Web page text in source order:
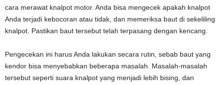
cara merawat knalpot motor. Anda bisa mengecek apakah knalpot
Anda terjadi kebocoran atau tidak, dan memeriksa baut di sekeliling
knalpot. Pastikan baut tersebut telah terpasang dengan kencang.
Pengecekan ini harus Anda lakukan secara rutin, sebab baut yang
kendor bisa menyebabkan beberapa masalah. Masalah-masalah
tersebut seperti suara knalpot yang menjadi lebih bising, dan